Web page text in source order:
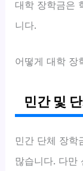
대학 장학금은
니다.
어떻게 대학 장
민간 및
민간 단체 장학
많습니다. 다만